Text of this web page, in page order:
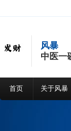
风暴
中医一
首页 关于风暴